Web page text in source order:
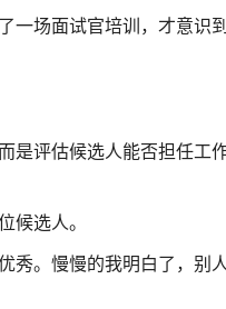
场面试官培训，才意识到
是评估候选人能否担任工
候选人。
。慢慢的我明白了，别